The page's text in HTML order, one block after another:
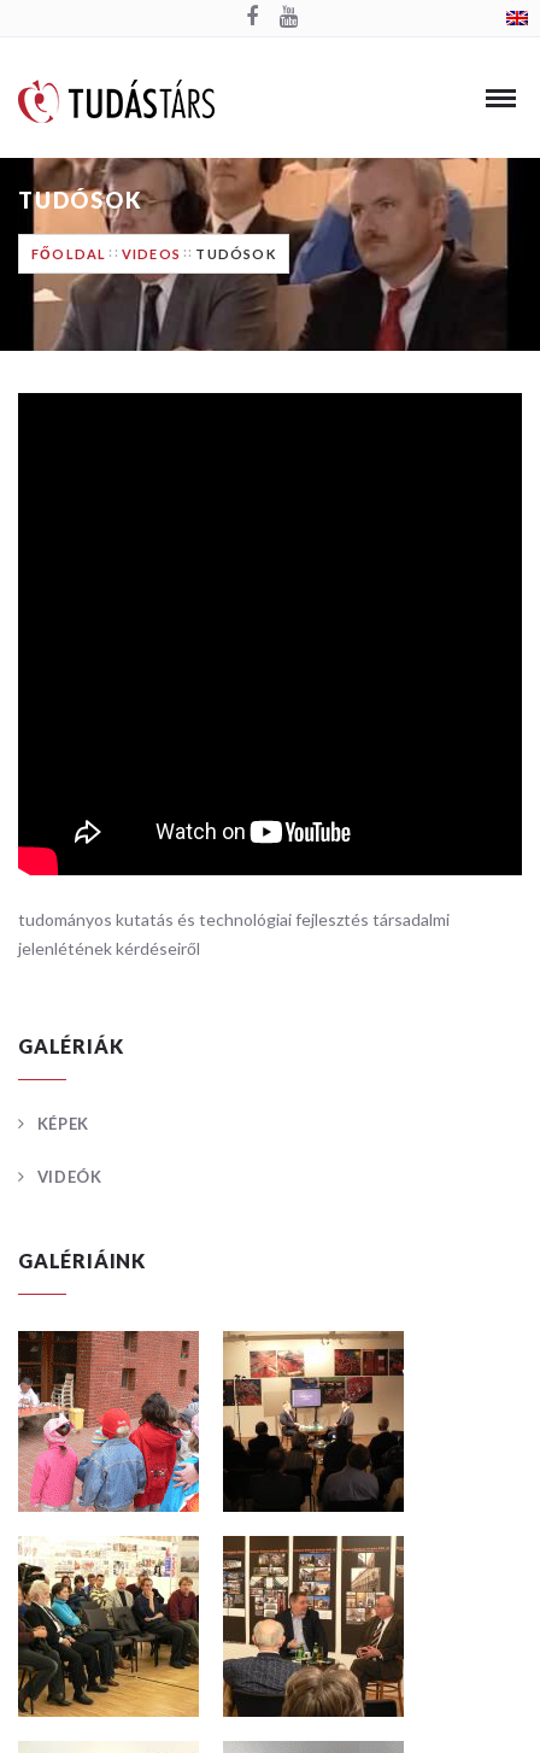
TUDÓSOK
FŐOLDAL VIDEOS TUDÓSOK
tudományos kutatás és technológiai fejlesztés társadalmi
jelenlétének kérdéseiről
GALÉRIÁK
KÉPEK
VIDEÓK
GALÉRIÁINK